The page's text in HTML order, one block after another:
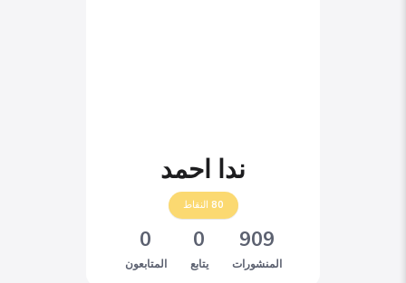
ندا احمد
80 النقاط
909
المنشورات
0
يتابع
0
المتابعون